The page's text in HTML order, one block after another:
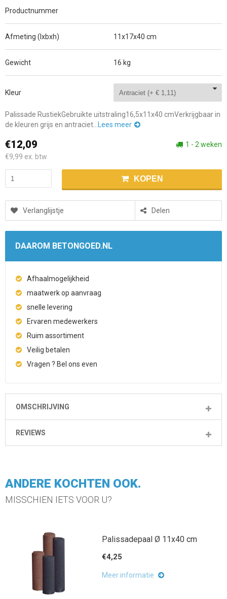
Productnummer
Afmeting (lxbxh) 11x17x40 cm
Gewicht 16 kg
Kleur
Palissade RustiekGebruikte uitstraling16,5x11x40 cmVerkrijgbaar in
de kleuren grijs en antraciet...
Lees meer
€12,09
€9,99 ex. btw
1 - 2 weken
KOPEN
Verlanglijstje Delen
DAAROM BETONGOED.NL
Afhaalmogelijkheid
maatwerk op aanvraag
snelle levering
Ervaren medewerkers
Ruim assortiment
Veilig betalen
Vragen ? Bel ons even
OMSCHRIJVING
REVIEWS
ANDERE KOCHTEN OOK.
MISSCHIEN IETS VOOR U?
Palissadepaal Ø 11x40 cm
€4,25
Meer informatie